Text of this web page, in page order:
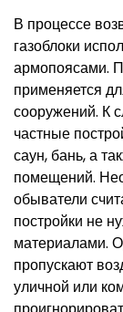
В процессе
газоблоки
армопоясами.
применяется
сооружений. К
частные
саун, бань, а
помещений.
обыватели
постройки не
материалами.
пропускают
уличной или